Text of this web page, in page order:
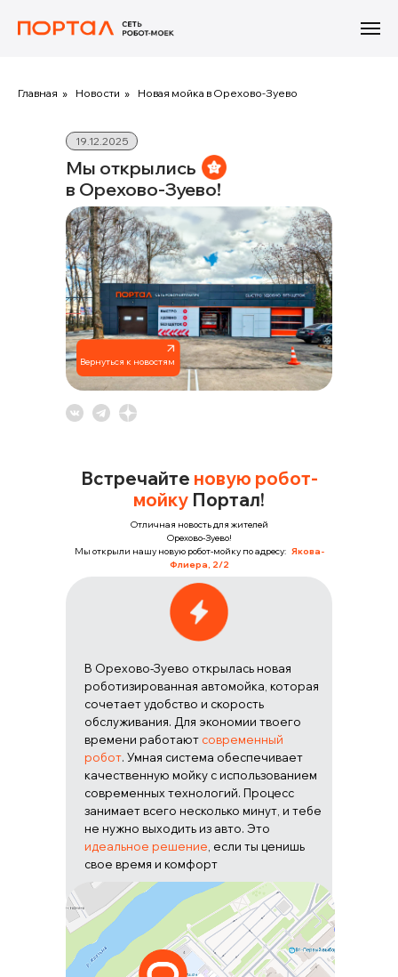
Главная » Новости » Новая мойка в Орехово-Зуево
Мы открылись
в Орехово-Зуево!
19.12.2025
Вернуться к новостям
Встречайте новую робот-
мойку Портал!
Отличная новость для жителей
Орехово-Зуево!
Мы открыли нашу новую робот-мойку по адресу: Якова-
Флиера, 2/2
В Орехово-Зуево открылась новая
роботизированная автомойка, которая
сочетает удобство и скорость
обслуживания. Для экономии твоего
времени работают современный
робот. Умная система обеспечивает
качественную мойку с использованием
современных технологий. Процесс
занимает всего несколько минут, и тебе
не нужно выходить из авто. Это
идеальное решение , если ты ценишь
свое время и комфорт